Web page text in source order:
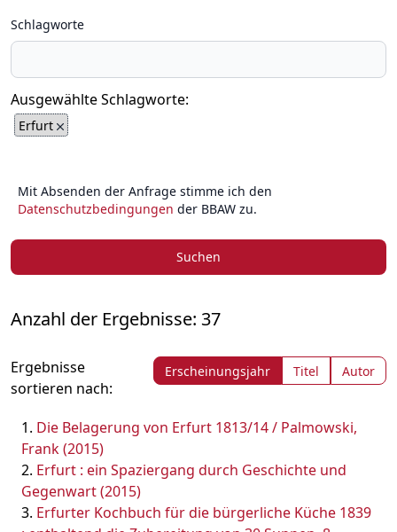
Schlagworte
Ausgewählte Schlagworte:
Erfurt
Mit Absenden der Anfrage stimme ich den
Datenschutzbedingungen der BBAW zu.
Suchen
Anzahl der Ergebnisse: 37
Ergebnisse
sortieren nach:
Erscheinungsjahr Titel Autor
Die Belagerung von Erfurt 1813/14 / Palmowski,
Frank (2015)
Erfurt : ein Spaziergang durch Geschichte und
Gegenwart (2015)
Erfurter Kochbuch für die bürgerliche Küche 1839